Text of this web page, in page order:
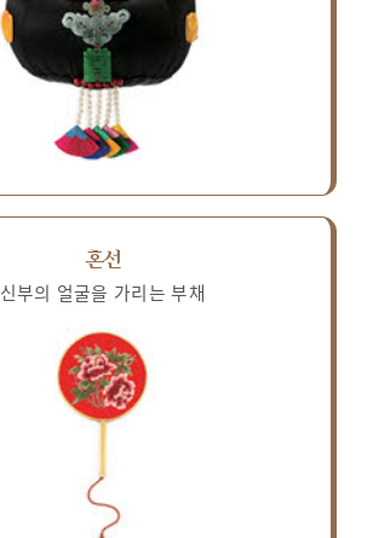
혼선
신부의 얼굴을 가리는 부채